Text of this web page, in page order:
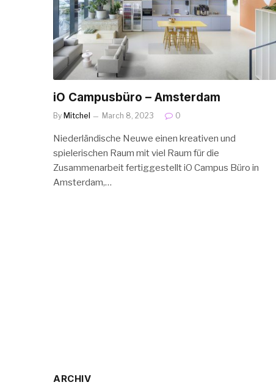
iO Campusbüro – Amsterdam
By Mitchel March 8, 2023 0
Niederländische Neuwe einen kreativen und
spielerischen Raum mit viel Raum für die
Zusammenarbeit fertiggestellt iO Campus Büro in
Amsterdam,…
ARCHIV